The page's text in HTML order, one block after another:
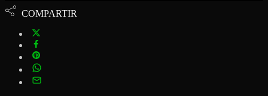
COMPARTIR